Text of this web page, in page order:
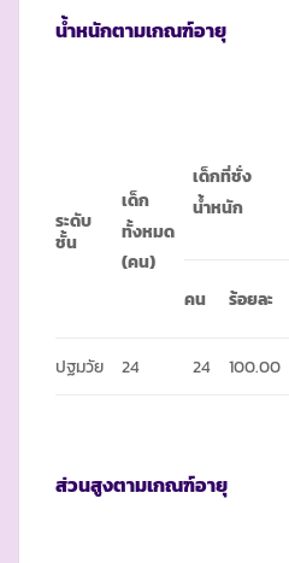
น้ำหนักตามเกณฑ์อายุ
ระดับ
ชั้น
เด็ก
ทั้งหมด
(คน)
เด็กที่ชั่ง
น้ำหนัก
คน ร้อยละ
ปฐมวัย 24 24 100.00
ส่วนสูงตามเกณฑ์อายุ